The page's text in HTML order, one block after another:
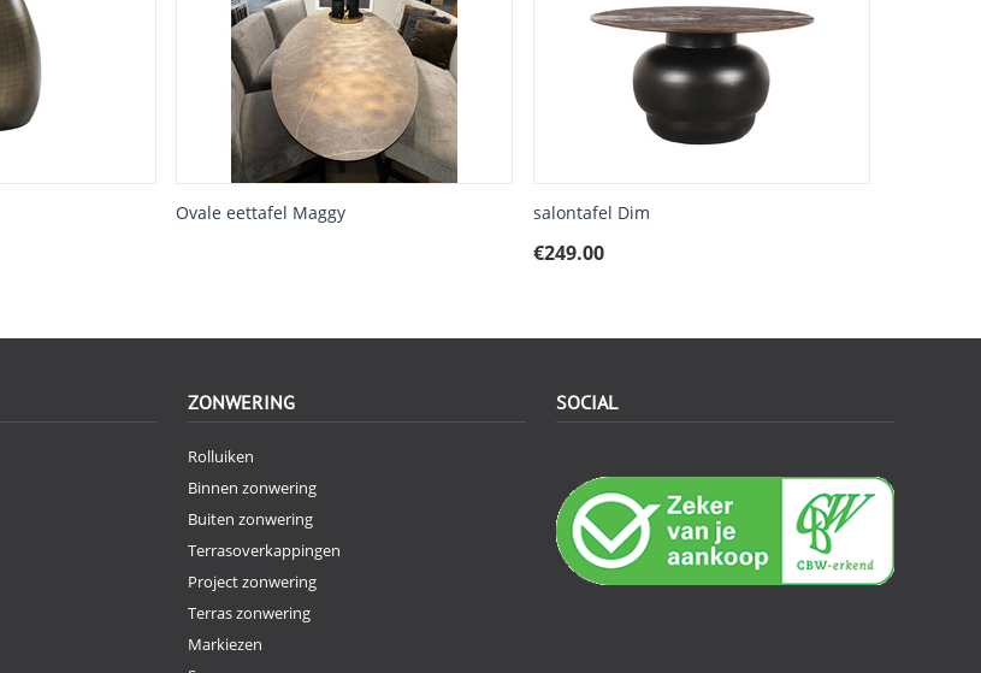
Ovale eettafel Maggy salontafel Dim
€249.00
ZONWERING
Rolluiken
Binnen zonwering
Buiten zonwering
Terrasoverkappingen
Project zonwering
Terras zonwering
Markiezen
SOCIAL